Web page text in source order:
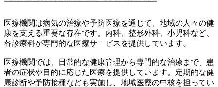
医療機関は病気の治療や予防医療を通じて、地域の人々の健
康を支える重要な存在です。内科、整形外科、小児科など、
各診療科が専門的な医療サービスを提供しています。
医療機関では、日常的な健康管理から専門的な治療まで、患
者の症状や目的に応じた医療を提供しています。定期的な健
康診断や予防接種なども実施し、地域医療の中核を担ってい